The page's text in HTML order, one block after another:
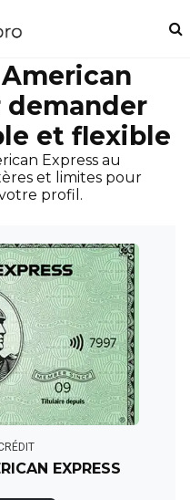
demander
et flexible
Express au
et limites pour
profil.
EXPRESS